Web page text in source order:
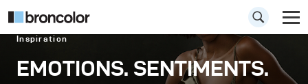
Inspiration
EMOTIONS. SENTIMENTS.